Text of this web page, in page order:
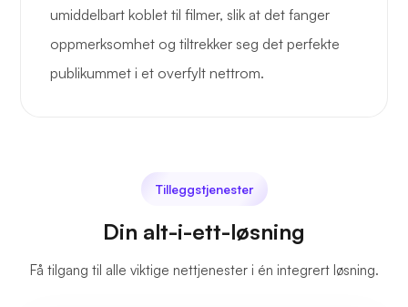
umiddelbart koblet til filmer, slik at det fanger
oppmerksomhet og tiltrekker seg det perfekte
publikummet i et overfylt nettrom.
Tilleggstjenester
Din alt-i-ett-løsning
Få tilgang til alle viktige nettjenester i én integrert løsning.